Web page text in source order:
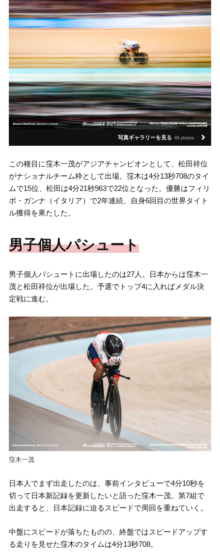
写真ギャラリーを見る 49 photos
この種目に窪木一茂がアジアチャンピオンとして、松田祥位
がナショナルチーム枠として出場。窪木は4分13秒708のタイ
ムで15位、松田は4分21秒963で22位となった。優勝はフィリ
ポ・ガンナ（イタリア）で2年連続、自身6回目の世界タイト
ル獲得を果たした。
男子個人パシュート
男子個人パシュートに出場したのは27人。日本からは窪木一
茂と松田祥位が出場した。予選でトップ4に入ればメダル決
定戦に進む。
窪木一茂
日本人でまず出走したのは、事前インタビューで4分10秒を
切って日本新記録を更新したいと語った窪木一茂。第7組で
出走すると、日本記録に迫るスピードで周回を重ねていく。
中盤にスピードが落ちたものの、終盤ではスピードアップす
る走りを見せた窪木のタイムは4分13秒708。